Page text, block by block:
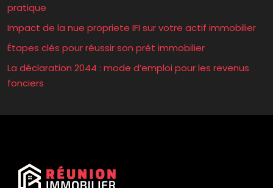
pratique
Impact de la nue propriete IFI sur votre actif immobilier
Étapes clés pour réussir son prêt immobilier
La déclaration 2044 : mode d’emploi pour les revenus
fonciers